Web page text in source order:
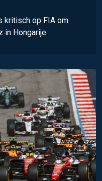
kritisch op FIA om
in Hongarije